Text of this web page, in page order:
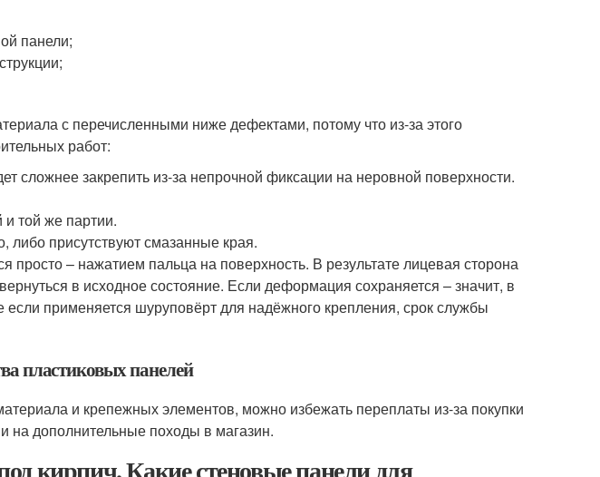
панели;
с перечисленными ниже дефектами, потому что из-за этого
работ:
сложнее закрепить из-за непрочной фиксации на неровной поверхности.
и той же партии.
либо присутствуют смазанные края.
просто – нажатием пальца на поверхность. В результате лицевая сторона
в исходное состояние. Если деформация сохраняется – значит, в
применяется шуруповёрт для надёжного крепления, срок службы
пластиковых панелей
и крепежных элементов, можно избежать переплаты из-за покупки
на дополнительные походы в магазин.